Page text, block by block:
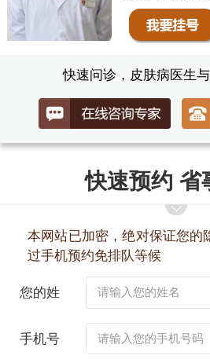
快速问诊，皮肤病医生
快速预约 省
本网站已加密，绝对保证您的
过手机预约免排队等候
您的姓
手机号